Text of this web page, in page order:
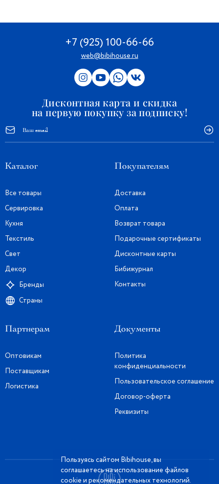
+7 (925) 100-66-66
web@bibihouse.ru
Дисконтная карта и скидка
на первую покупку за подписку!
Каталог
Все товары
Сервировка
Кухня
Текстиль
Свет
Декор
Бренды
Страны
Покупателям
Доставка
Оплата
Возврат товара
Подарочные сертификаты
Дисконтные карты
Бибижурнал
Контакты
Партнерам
Оптовикам
Поставщикам
Логистика
Документы
Политика
конфиденциальности
Пользовательское соглашение
Договор-оферта
Реквизиты
Пользуясь сайтом Bibihouse, вы
соглашаетесь на использование файлов
cookie и рекомендательных технологий.